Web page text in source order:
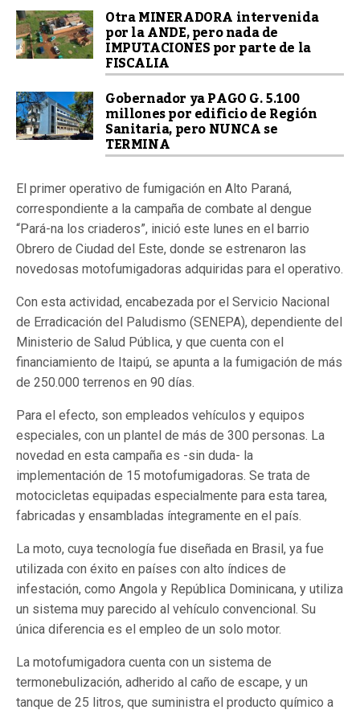
Otra MINERADORA intervenida
por la ANDE, pero nada de
IMPUTACIONES por parte de la
FISCALIA
Gobernador ya PAGO G. 5.100
millones por edificio de Región
Sanitaria, pero NUNCA se
TERMINA
El primer operativo de fumigación en Alto Paraná,
correspondiente a la campaña de combate al dengue
“Pará-na los criaderos”, inició este lunes en el barrio
Obrero de Ciudad del Este, donde se estrenaron las
novedosas motofumigadoras adquiridas para el operativo.
Con esta actividad, encabezada por el Servicio Nacional
de Erradicación del Paludismo (SENEPA), dependiente del
Ministerio de Salud Pública, y que cuenta con el
financiamiento de Itaipú, se apunta a la fumigación de más
de 250.000 terrenos en 90 días.
Para el efecto, son empleados vehículos y equipos
especiales, con un plantel de más de 300 personas. La
novedad en esta campaña es -sin duda- la
implementación de 15 motofumigadoras. Se trata de
motocicletas equipadas especialmente para esta tarea,
fabricadas y ensambladas íntegramente en el país.
La moto, cuya tecnología fue diseñada en Brasil, ya fue
utilizada con éxito en países con alto índices de
infestación, como Angola y República Dominicana, y utiliza
un sistema muy parecido al vehículo convencional. Su
única diferencia es el empleo de un solo motor.
La motofumigadora cuenta con un sistema de
termonebulización, adherido al caño de escape, y un
tanque de 25 litros, que suministra el producto químico a